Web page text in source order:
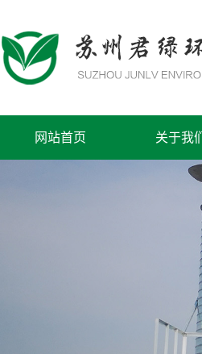
网站首页 关于我们